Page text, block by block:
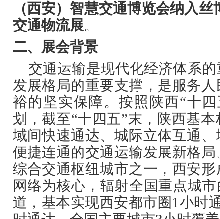
（西安）智慧交通博览会纳入丝
交通物流展。
二、展会背景
交通运输是现代化经济体系
发展格局的重要支撑，是服务
裕的坚实保障。按照陕西“十
划，截至“十四五”末，陕西基
域间快速通达、城际立体互通
便捷连通的交通运输发展新格
综合交通枢纽城市之一，西安
网络为核心，辐射全国重点城
道，基本实现西安都市圈1小时